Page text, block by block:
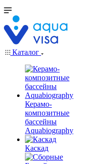
Каталог
Керамо-
композитные
бассейны
Aquabiography
Каскад